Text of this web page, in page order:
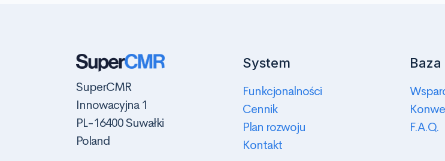
SuperCMR
Innowacyjna 1
PL-16400 Suwałki
Poland
System
Funkcjonalności
Cennik
Plan rozwoju
Kontakt
F.A.Q.